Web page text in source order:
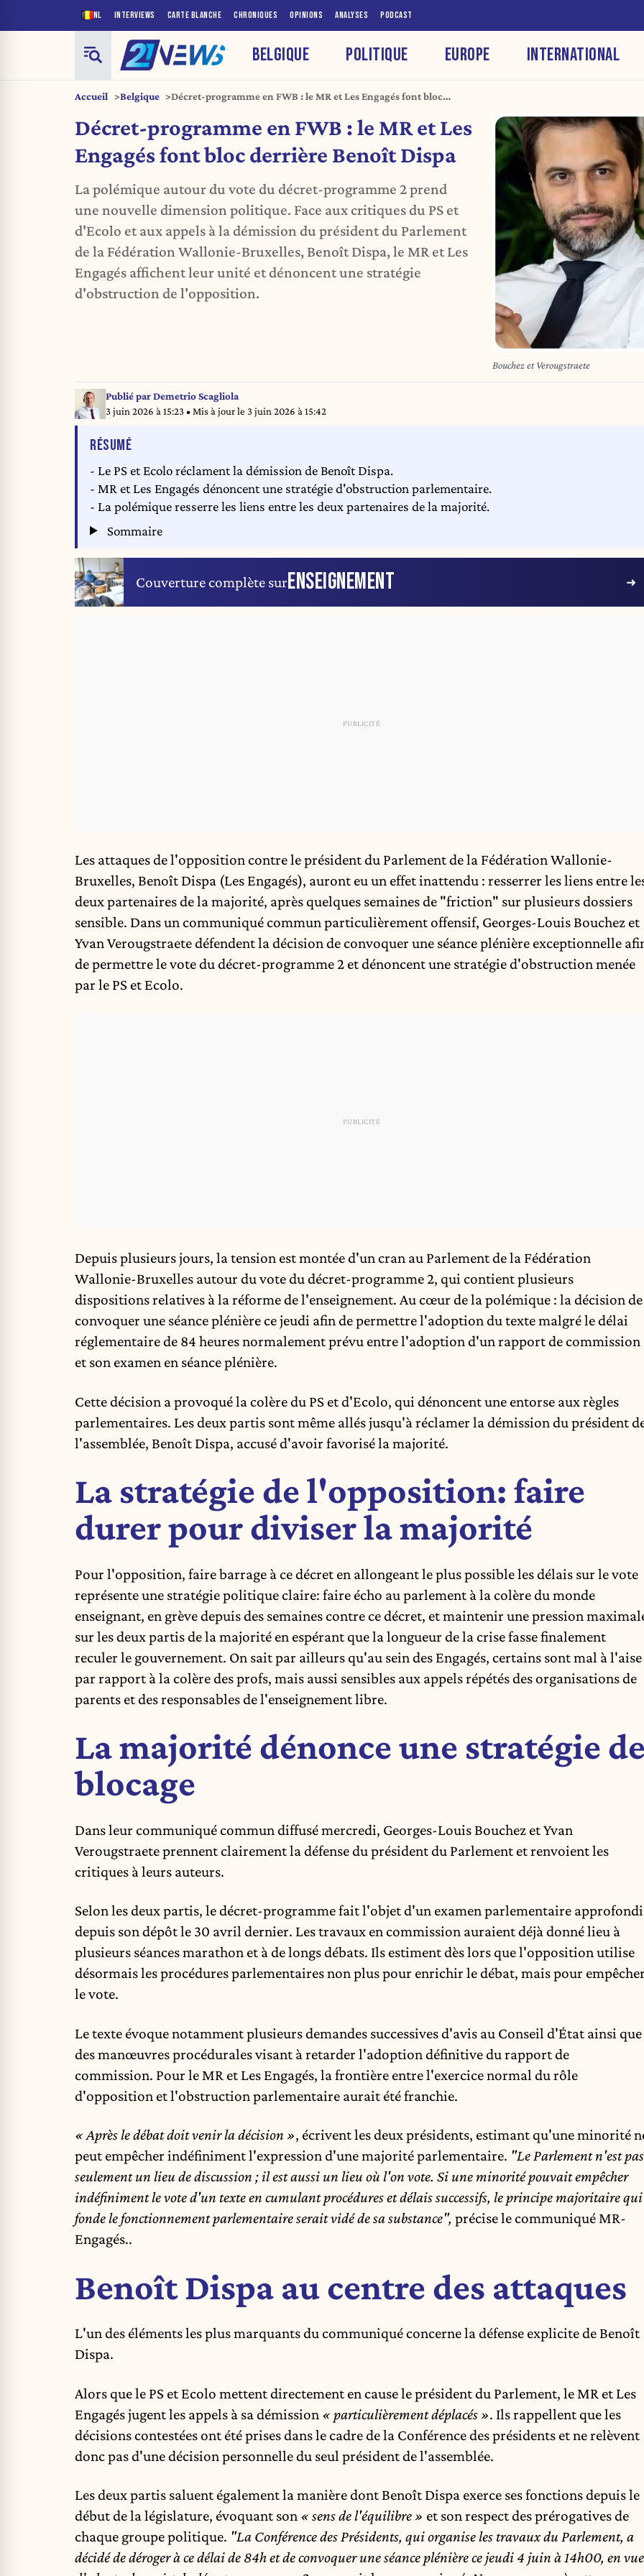
NL INTERVIEWS CARTE BLANCHE CHRONIQUES OPINIONS ANALYSES PODCAST
BELGIQUE POLITIQUE EUROPE INTERNATIONAL
Accueil Belgique
Décret-programme en FWB : le MR et Les Engagés font bloc
Décret-programme en FWB : le MR et Les
Engagés font bloc derrière Benoît Dispa
La polémique autour du vote du décret-programme 2 prend
une nouvelle dimension politique. Face aux critiques du PS et
d'Ecolo et aux appels à la démission du président du Parlement
de la Fédération Wallonie-Bruxelles, Benoît Dispa, le MR et Les
Engagés affichent leur unité et dénoncent une stratégie
d'obstruction de l'opposition.
Bouchez et Verougstraete
Publié parDemetrio Scagliola
3 juin 2026 à 15:23• Mis à jour le 3 juin 2026 à 15:42
RÉSUMÉDE L'ARTICLE
- Le PS et Ecolo réclament la démission de Benoît Dispa.
- MR et Les Engagés dénoncent une stratégie d'obstruction parlementaire.
- La polémique resserre les liens entre les deux partenaires de la majorité.
Sommaire
Couverture complète surENSEIGNEMENT
Les attaques de l'opposition contre le président du Parlement de la Fédération Wallonie-
Bruxelles, Benoît Dispa (Les Engagés), auront eu un effet inattendu : resserrer les liens entre
deux partenaires de la majorité, après quelques semaines de "friction" sur plusieurs dossiers
sensible. Dans un communiqué commun particulièrement offensif, Georges-Louis Bouchez et
Yvan Verougstraete défendent la décision de convoquer une séance plénière exceptionnelle
de permettre le vote du décret-programme 2 et dénoncent une stratégie d'obstruction menée
par le PS et Ecolo.
Depuis plusieurs jours, la tension est montée d'un cran au Parlement de la Fédération
Wallonie-Bruxelles autour du vote du décret-programme 2, qui contient plusieurs
dispositions relatives à la réforme de l'enseignement. Au cœur de la polémique : la décision de
convoquer une séance plénière ce jeudi afin de permettre l'adoption du texte malgré le délai
réglementaire de 84 heures normalement prévu entre l'adoption d'un rapport de commission
et son examen en séance plénière.
Cette décision a provoqué la colère du PS et d'Ecolo, qui dénoncent une entorse aux règles
parlementaires. Les deux partis sont même allés jusqu'à réclamer la démission du président
l'assemblée, Benoît Dispa, accusé d'avoir favorisé la majorité.
La stratégie de l'opposition: faire
durer pour diviser la majorité
Pour l'opposition, faire barrage à ce décret en allongeant le plus possible les délais sur le vote
représente une stratégie politique claire: faire écho au parlement à la colère du monde
enseignant, en grève depuis des semaines contre ce décret, et maintenir une pression
sur les deux partis de la majorité en espérant que la longueur de la crise fasse finalement
reculer le gouvernement. On sait par ailleurs qu'au sein des Engagés, certains sont mal à l'aise
par rapport à la colère des profs, mais aussi sensibles aux appels répétés des organisations de
parents et des responsables de l'enseignement libre.
La majorité dénonce une stratégie
blocage
Dans leur communiqué commun diffusé mercredi, Georges-Louis Bouchez et Yvan
Verougstraete prennent clairement la défense du président du Parlement et renvoient les
critiques à leurs auteurs.
Selon les deux partis, le décret-programme fait l'objet d'un examen parlementaire approfondi
depuis son dépôt le 30 avril dernier. Les travaux en commission auraient déjà donné lieu à
plusieurs séances marathon et à de longs débats. Ils estiment dès lors que l'opposition utilise
désormais les procédures parlementaires non plus pour enrichir le débat, mais pour
le vote.
Le texte évoque notamment plusieurs demandes successives d'avis au Conseil d'État ainsi que
des manœuvres procédurales visant à retarder l'adoption définitive du rapport de
commission. Pour le MR et Les Engagés, la frontière entre l'exercice normal du rôle
d'opposition et l'obstruction parlementaire aurait été franchie.
« Après le débat doit venir la décision », écrivent les deux présidents, estimant qu'une minorité
peut empêcher indéfiniment l'expression d'une majorité parlementaire. "Le Parlement n'est pas
seulement un lieu de discussion ; il est aussi un lieu où l'on vote. Si une minorité pouvait empêcher
indéfiniment le vote d'un texte en cumulant procédures et délais successifs, le principe majoritaire qui
fonde le fonctionnement parlementaire serait vidé de sa substance", précise le communiqué MR-
Engagés..
Benoît Dispa au centre des attaques
L'un des éléments les plus marquants du communiqué concerne la défense explicite de Benoît
Dispa.
Alors que le PS et Ecolo mettent directement en cause le président du Parlement, le MR et Les
Engagés jugent les appels à sa démission « particulièrement déplacés ». Ils rappellent que les
décisions contestées ont été prises dans le cadre de la Conférence des présidents et ne relèvent
donc pas d'une décision personnelle du seul président de l'assemblée.
Les deux partis saluent également la manière dont Benoît Dispa exerce ses fonctions depuis le
début de la législature, évoquant son « sens de l'équilibre » et son respect des prérogatives de
chaque groupe politique. "La Conférence des Présidents, qui organise les travaux du Parlement, a
décidé de déroger àce délai de 84h et de convoquer une séance plénière ce jeudi 4 juin à 14h00, en vue